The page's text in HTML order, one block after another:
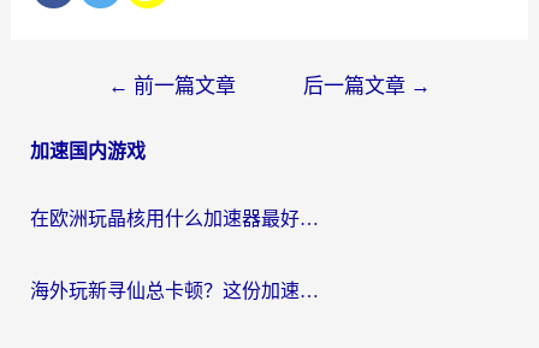
导
← 前一篇文章 后一篇文章 →
加速国内游戏
在欧洲玩晶核用什么加速器最好呢？一个老玩家的真心话
海外玩新寻仙总卡顿？这份加速器选择指南让你秒回国服流畅体验